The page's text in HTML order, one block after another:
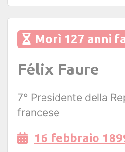
Morì 127 anni fa
Félix Faure
7° Presidente della
francese
16 febbraio